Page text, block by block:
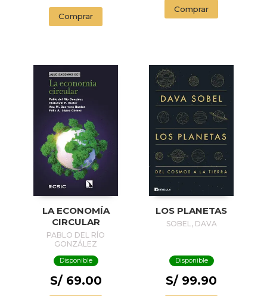
Comprar
Comprar
LA ECONOMÍA
CIRCULAR
PABLO DEL RÍO
GONZÁLEZ
Disponible
S/ 69.00
LOS PLANETAS
SOBEL, DAVA
Disponible
S/ 99.90